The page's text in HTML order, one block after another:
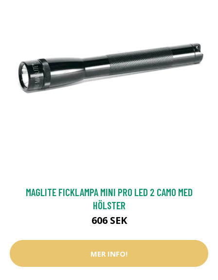
MAGLITE FICKLAMPA MINI PRO LED 2 CAMO MED
HÖLSTER
606 SEK
MER INFO!